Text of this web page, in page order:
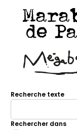
de
Recherche texte
Rechercher dans